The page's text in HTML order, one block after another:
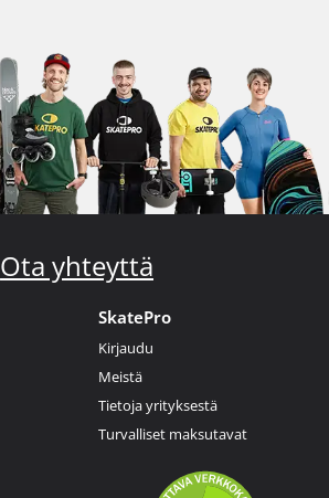
Ota yhteyttä
SkatePro
Kirjaudu
Meistä
Tietoja yrityksestä
Turvalliset maksutavat